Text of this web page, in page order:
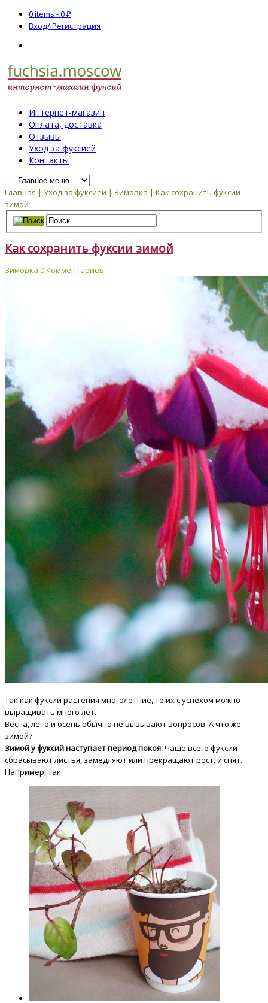
0 items -0₽
Вход/ Регистрация
Интернет-магазин
Оплата, доставка
Отзывы
Уход за фуксией
Контакты
Главная | Уход за фуксией | Зимовка | Как сохранить фуксии
зимой
Как сохранить фуксии зимой
Зимовка 0 Комментариев
Так как фуксии растения многолетние, то их с успехом можно
выращивать много лет.
Весна, лето и осень обычно не вызывают вопросов. А что же
зимой?
Зимой у фуксий наступает период покоя.Чаще всего фуксии
сбрасывают листья, замедляют или прекращают рост, и спят.
Например, так: